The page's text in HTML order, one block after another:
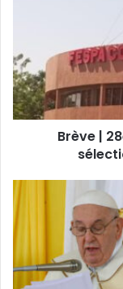
Brève |